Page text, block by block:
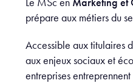
prépare aux métiers du
Accessible aux titulaires
aux enjeux sociaux et
entreprises